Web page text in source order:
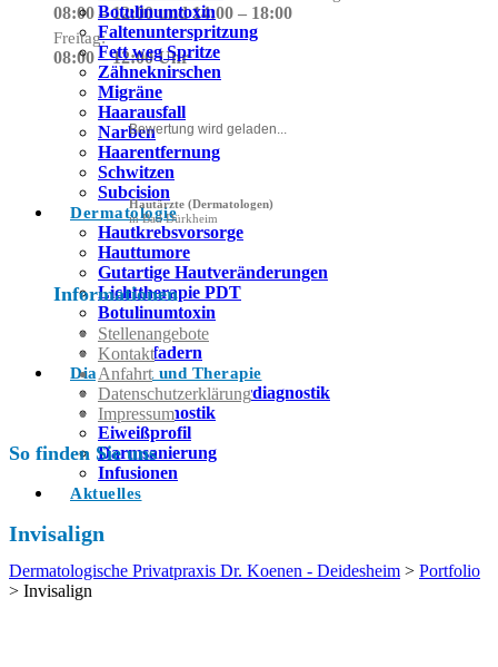
Botulinumtoxin
Faltenunterspritzung
Fett weg Spritze
Zähneknirschen
Migräne
Haarausfall
Narben
Haarentfernung
Schwitzen
Subcision
Dermatologie
Hautkrebsvorsorge
Hauttumore
Gutartige Hautveränderungen
Lichttherapie PDT
Botulinumtoxin
Allergietest
Krampfadern
Diagnostik und Therapie
Ganzheitliche Labordiagnostik
Stuhldiagnostik
Eiweißprofil
Darmsanierung
Infusionen
Aktuelles
Invisalign
Dermatologische Privatpraxis Dr. Koenen - Deidesheim > Portfolio
> Invisalign
08:00 – 12:00 und 14:00 – 18:00
Freitag:
08:00 – 12:00 Uhr
Bewertung wird geladen...
Hautärzte (Dermatologen)
in Bad Dürkheim
Informationen
Stellenangebote
Kontakt
Anfahrt
Datenschutzerklärung
Impressum
So finden Sie uns